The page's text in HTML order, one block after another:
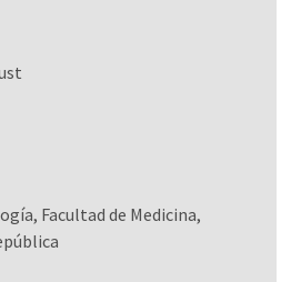
Facultad de Medicina,